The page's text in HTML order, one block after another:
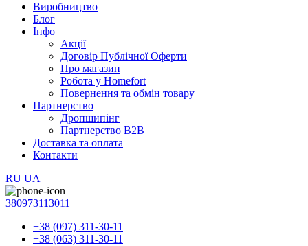
Виробництво
Блог
Інфо
Акції
Договір Публічної Оферти
Про магазин
Робота у Homefort
Повернення та обмін товару
Партнерство
Дропшипінг
Партнерство B2B
Доставка та оплата
Контакти
RU UA
380973113011
+38 (097) 311-30-11
+38 (063) 311-30-11